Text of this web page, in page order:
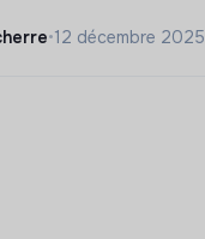
•12 décembre 2025